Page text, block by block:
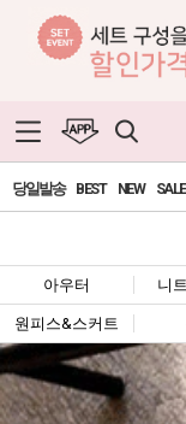
당일발송 BEST NEW SALE
아우터 니
원피스&스커트